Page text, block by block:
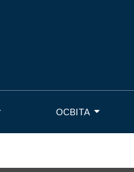
ОСВІТА